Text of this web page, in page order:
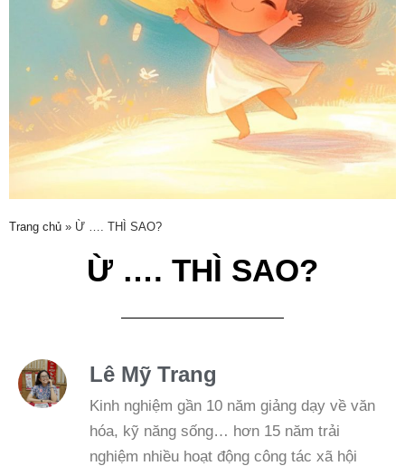
Trang chủ » Ừ …. THÌ SAO?
Ừ …. THÌ SAO?
Lê Mỹ Trang
Kinh nghiệm gần 10 năm giảng dạy về văn
hóa, kỹ năng sống… hơn 15 năm trải
nghiệm nhiều hoạt động công tác xã hội